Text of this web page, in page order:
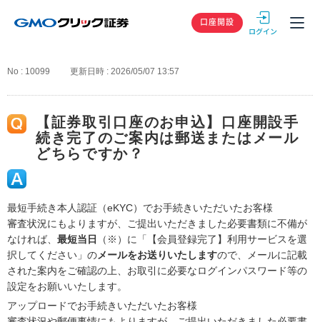
GMOクリック
口座開設
No : 10099 更新日時 : 2026/05/07 13:57
【証券取引口座のお申込】口座開設手
続き完了のご案内は郵送またはメール
どちらですか？
最短手続き本人認証（eKYC）でお手続きいただいたお客様
審査状況にもよりますが、ご提出いただきました必要書類に不備が
なければ、 最短当日
（※）に「【会員登録完了】利用サービスを選
択してください」のメールをお送りいたしますので、メールに記載
された案内をご確認の上、お取引に必要なログインパスワード等の
設定をお願いいたします。
アップロードでお手続きいただいたお客様